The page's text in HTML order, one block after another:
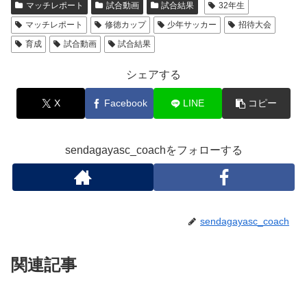
マッチレポート 試合動画 試合結果
32年生
マッチレポート
修徳カップ 少年サッカー
招待大会
育成
試合動画 試合結果
シェアする
X Facebook LINE コピー
sendagayasc_coachをフォローする
sendagayasc_coach
関連記事